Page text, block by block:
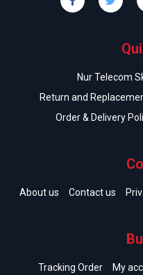
Nur Telecom
Return and
Order & Delivery
About us Contact us
Tracking Order My